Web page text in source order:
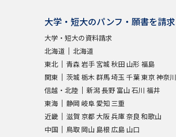
大学・短大のパンフ・願書を請求
大学・短大の資料請求
北海道
北海道
東北
青森 岩手 宮城 秋田 山形 福島
関東
茨城 栃木 群馬埼玉 千葉東京神奈川
信越・北陸
新潟長野 富山 石川 福井
東海
静岡 岐阜 愛知 三重
近畿
滋賀 京都 大阪兵庫奈良 和歌山
中国
鳥取 岡山 島根 広島 山口